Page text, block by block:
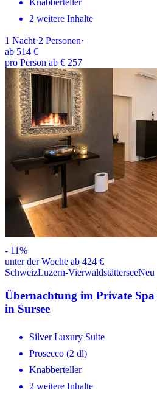
2 weitere Inhalte
1 Nacht·2 Personen·
ab 514 €
pro Person ab € 257
- 11%
unter der Woche ab 424 €
SchweizLuzern-VierwaldstätterseeNeu
Übernachtung im Private
in Sursee
Silver Luxury Suite
Prosecco (2 dl)
Knabberteller
2 weitere Inhalte